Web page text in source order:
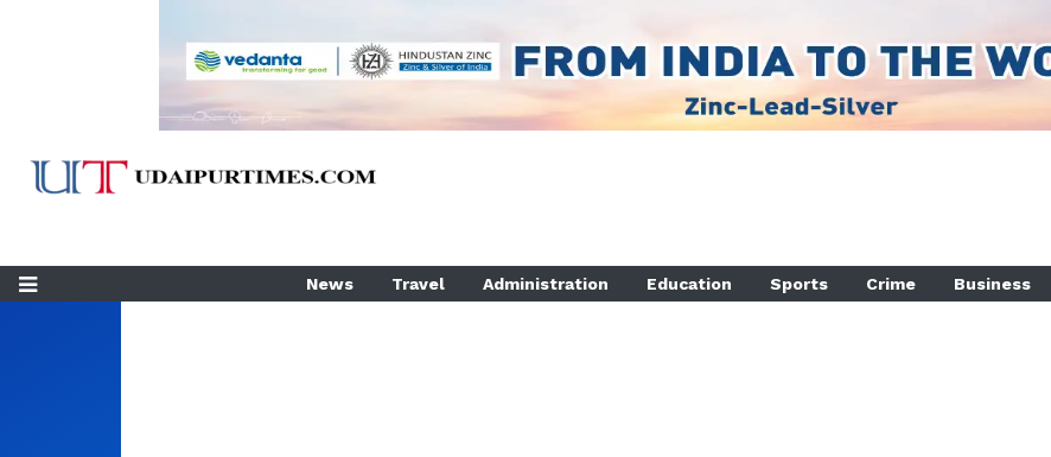
News Travel Administration Education Sports Crime Business